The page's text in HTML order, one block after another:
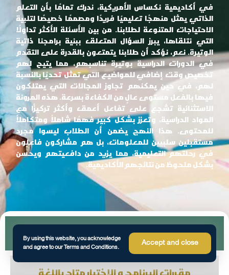
في أكاديمية نكساس الأمريكية، ندرك تمامًا بأن التعلم
الذاتي يمثل منهجًا تعليميًا فريدًا ومصممًا خصيصًا لتلبية
الاحتياجات المتنوعة لطلابنا. من بين الأسئلة الأكثر تداولًا
التي نتلقاها، يبرز السؤال المتعلق ببنية برامجنا ذاتية
الوتيرة. نعم، نؤكد أن طلابنا يتمتعون بالقدرة على التقدم
في الدورات الدراسية بوتيرة تناسبهم، مما يتيح لهم
تخصيص وقت إضافي للمواضيع التي تمثل تحديًا بالنسبة
لهم، في حين يمكنهم تجاوز المجالات التي يمتلكون
فيها بالفعل مستوى عالٍ من الكفاءة بسرعة. هذه المرونة
الاستثنائية تشجع على تفاعل أعمق وأكثر تركيزًا مع
المواد الدراسية، وتعزز بشكل كبير فهمًا شاملاً ومتكاملاً
للمحتوى. هذا النهج يضمن أن الطلاب ليسوا مجرد
مستقبلين سلبيين للمعلومات، بل هم مشاركون فاعلون
في رحلتهم التعليمية، مما يزيد من دافعيتهم ويحسن
بشكل ملحوظ من نتائجهم الأكاديمية.
Program Outline | مقررات البرنامجBy using this website, you acknowledge
and agree to our Terms and Conditions.
Accept and close